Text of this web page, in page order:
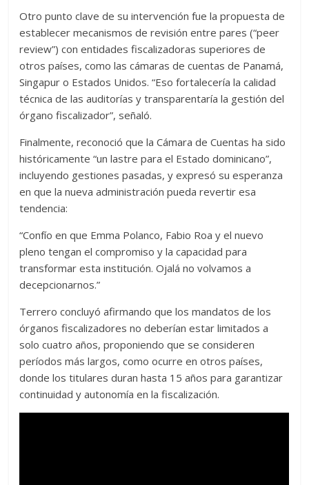
Otro punto clave de su intervención fue la propuesta de
establecer mecanismos de revisión entre pares (“peer
review”) con entidades fiscalizadoras superiores de
otros países, como las cámaras de cuentas de Panamá,
Singapur o Estados Unidos. “Eso fortalecería la calidad
técnica de las auditorías y transparentaría la gestión del
órgano fiscalizador”, señaló.
Finalmente, reconoció que la Cámara de Cuentas ha sido
históricamente “un lastre para el Estado dominicano”,
incluyendo gestiones pasadas, y expresó su esperanza
en que la nueva administración pueda revertir esa
tendencia:
“Confío en que Emma Polanco, Fabio Roa y el nuevo
pleno tengan el compromiso y la capacidad para
transformar esta institución. Ojalá no volvamos a
decepcionarnos.”
Terrero concluyó afirmando que los mandatos de los
órganos fiscalizadores no deberían estar limitados a
solo cuatro años, proponiendo que se consideren
períodos más largos, como ocurre en otros países,
donde los titulares duran hasta 15 años para garantizar
continuidad y autonomía en la fiscalización.